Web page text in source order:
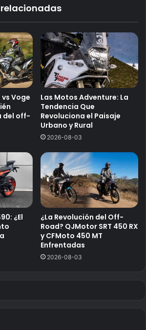
Voge
del off-
Las Motos Adventure: La
Tendencia Que
Revoluciona el Paisaje
Urbano y Rural
2026-08-03
¿El
¿La Revolución del Off-
Road? QJMotor SRT 450 RX
y CFMoto 450 MT
Enfrentadas
2026-08-03